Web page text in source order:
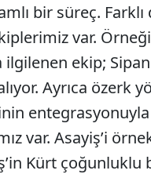
bir süreç. Farklı
var.
ekip;
Ayrıca özerk
var. Asayiş’i
Kürt çoğunluklu